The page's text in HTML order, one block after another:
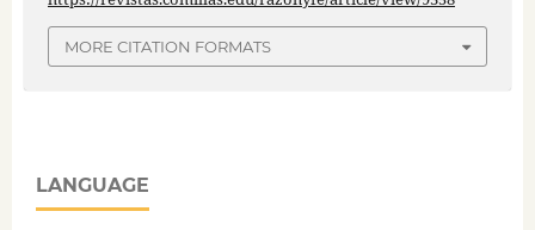
MORE CITATION FORMATS
LANGUAGE